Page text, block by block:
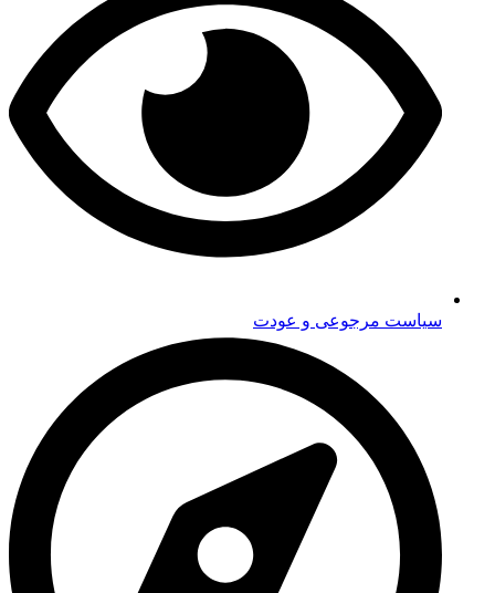
سیاست مرجوعی و عودت